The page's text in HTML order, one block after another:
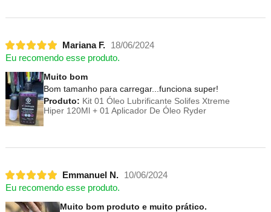
Mariana F.
18/06/2024
Eu recomendo esse produto.
Muito bom
Bom tamanho para carregar...funciona super!
Produto: Kit 01 Óleo Lubrificante Solifes Xtreme
Hiper 120Ml + 01 Aplicador De Óleo Ryder
Emmanuel N.
10/06/2024
Eu recomendo esse produto.
Muito bom produto e muito prático.